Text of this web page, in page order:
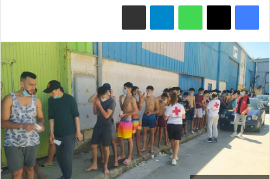
فيسبوك‫X واتساب تيلقرام مشاركة عبر البريد